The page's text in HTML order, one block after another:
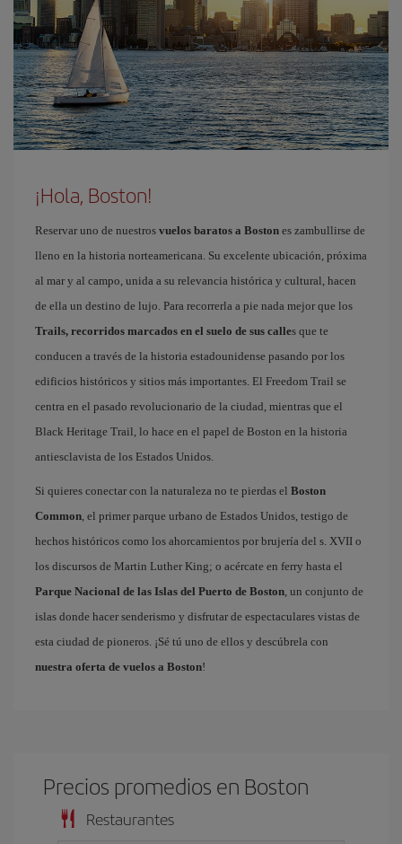
¡Hola, Boston!
Reservar uno de nuestros vuelos baratos a Boston es zambullirse de
lleno en la historia norteamericana. Su excelente ubicación, próxima
al mar y al campo, unida a su relevancia histórica y cultural, hacen
de ella un destino de lujo. Para recorrerla a pie nada mejor que los
Trails, recorridos marcados en el suelo de sus calles que te
conducen a través de la historia estadounidense pasando por los
edificios históricos y sitios más importantes. El Freedom Trail se
centra en el pasado revolucionario de la ciudad, mientras que el
Black Heritage Trail, lo hace en el papel de Boston en la historia
antiesclavista de los Estados Unidos.
Si quieres conectar con la naturaleza no te pierdas el Boston
Common , el primer parque urbano de Estados Unidos, testigo de
hechos históricos como los ahorcamientos por brujería del s. XVII o
los discursos de Martin Luther King; o acércate en ferry hasta el
Parque Nacional de las Islas del Puerto de Boston , un conjunto de
islas donde hacer senderismo y disfrutar de espectaculares vistas de
esta ciudad de pioneros. ¡Sé tú uno de ellos y descúbrela con
nuestra oferta de vuelos a Boston!
Precios promedios en Boston
Restaurantes